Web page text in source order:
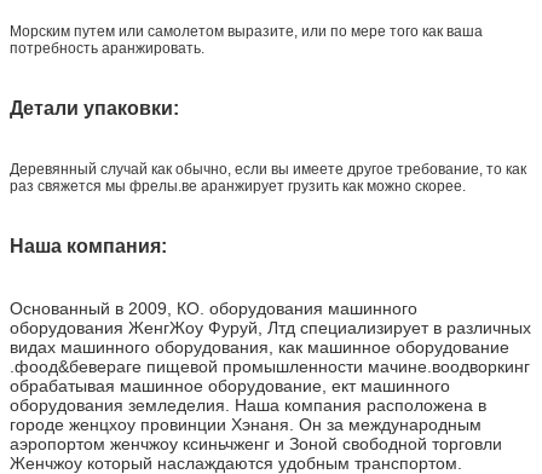
Морским путем или самолетом выразите, или по мере того как ваша
потребность аранжировать.
Детали упаковки:
Деревянный случай как обычно, если вы имеете другое требование, то как
раз свяжется мы фрелы.ве аранжирует грузить как можно скорее.
Наша компания:
Основанный в 2009, КО. оборудования машинного
оборудования ЖенгЖоу Фуруй, Лтд специализирует в различных
видах машинного оборудования, как машинное оборудование
.фоод&бевераге пищевой промышленности мачине.воодворкинг
обрабатывая машинное оборудование, ект машинного
оборудования земледелия. Наша компания расположена в
городе женцхоу провинции Хэнаня. Он за международным
аэропортом женчжоу ксиньчженг и Зоной свободной торговли
Женчжоу который наслаждаются удобным транспортом.